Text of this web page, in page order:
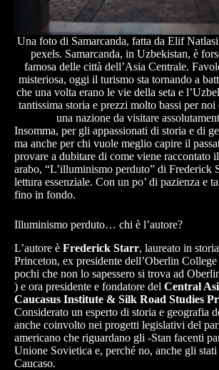
Una foto di Samarcanda, fatta da Elif Natlasi
pexels. Samarcanda, in Uzbekistan, è
famosa delle città dell’Asia Centrale.
misteriosa, oggi il turismo sta tornando a
che una volta erano le vie della seta e
tantissima storia e prezzi molto bassi per noi
una nazione da visitare
Insomma, per gli appassionati di storia e di
ma anche per chi vuole meglio capire il
provare a dubitare di come viene raccontato
arabo, “L’illuminismo perduto” di Frederick
lettura essenziale. Con un po’ di pazienza e
fino in fondo.
Illuminismo perduto… chi è l’autore?
L’autore è Frederick Starr, laureato in
Princeton, ex presidente dell’Oberlin
pochi che non lo sapessero si trova ad
) e ora presidente e fondatore del Central
Caucasus Institute & Silk Road Studies
Considerato un esperto di storia e geografia
anche coinvolto nei progetti legislativi del
americano che riguardano gli -Stan facenti
Unione Sovietica e, perché no, anche gli stati
Caucaso.